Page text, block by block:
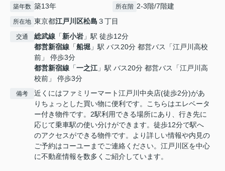
築年数 築13年 所在階 2-3階/7階建
所在地 東京都江戸川区松島 ３丁目
交通 総武線 「新小岩 」駅 徒歩12分
都営新宿線 「船堀 」駅 バス20分 都営バス「江戸川高校
前」 停歩3分
都営新宿線 「一之江 」駅 バス20分 都営バス「江戸川高
校前」 停歩3分
備考
近くにはファミリーマート江戸川中央店(徒歩2分)があ
りちょっとした買い物に便利です。こちらはエレベータ
ー付き物件です。2駅利用できる場所にあり、行き先に
応じて乗車駅の使い分けができます。徒歩12分で駅へ
のアクセスができる物件です。より詳しい情報や内見の
ご予約はコーユーまでご連絡ください。江戸川区を中心
に不動産情報を数多くご紹介しています。